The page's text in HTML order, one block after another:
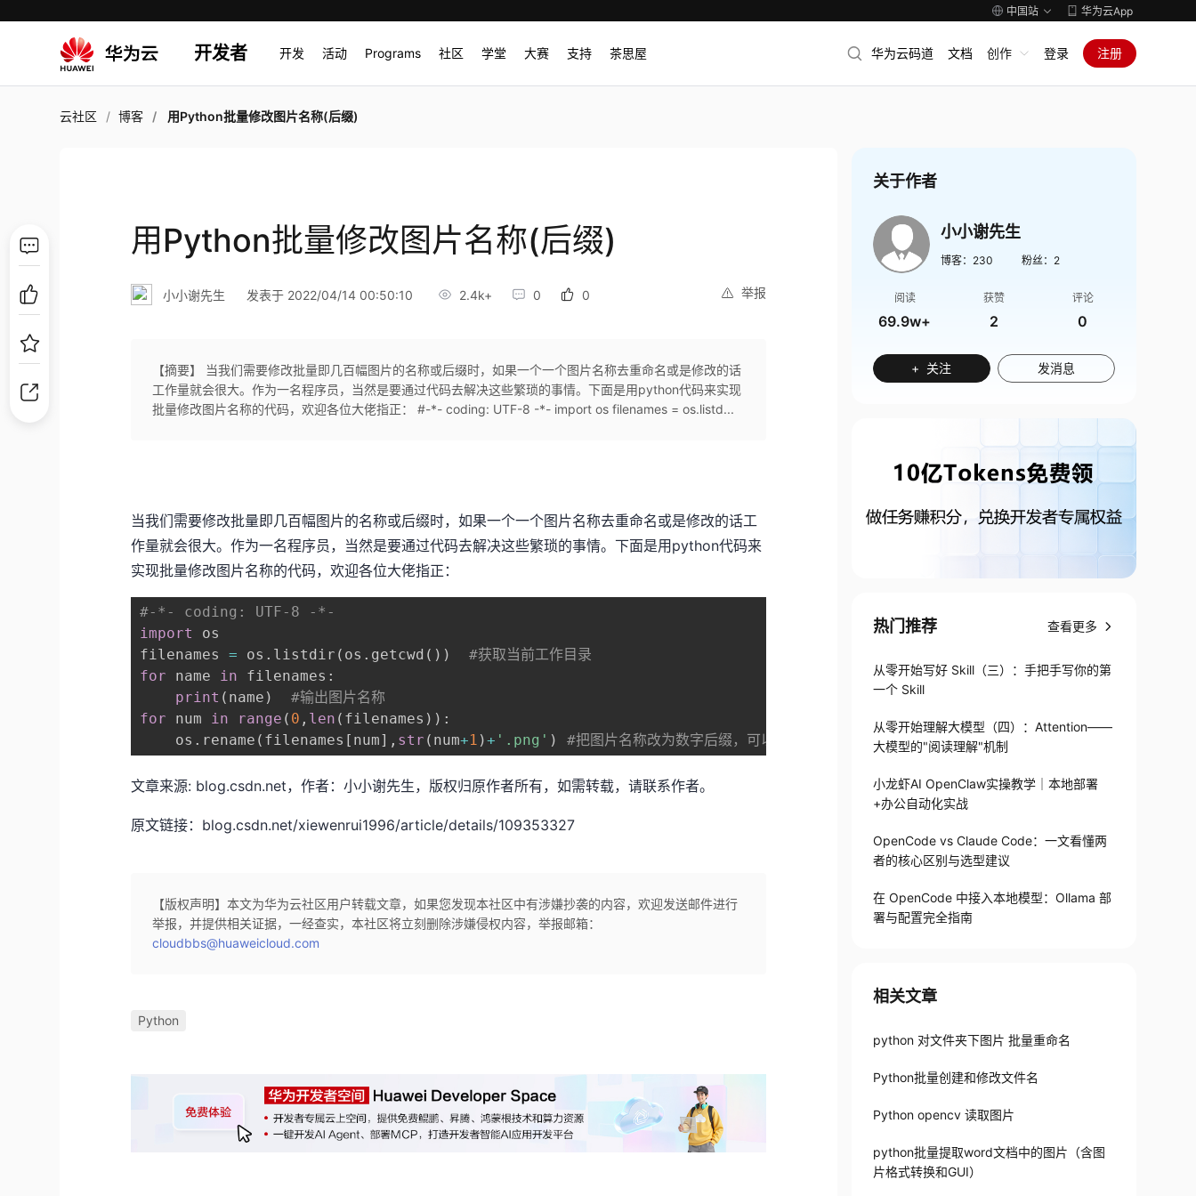
中国站 华为云App
开发者 开发 活动 Programs 社区 学堂 大赛 支持 茶思屋 华为云码道 文档 创作 登录 注册
云社区 博客 用Python批量修改图片名称(后缀)
用Python批量修改图片名称(后缀)
举报
小小谢先生 发表于 2022/04/14 00:50:10 2.4k+ 0 0
【摘要】 当我们需要修改批量即几百幅图片的名称或后缀时，如果一个一个图片名称去重命名或是修改的话
工作量就会很大。作为一名程序员，当然是要通过代码去解决这些繁琐的事情。下面是用python代码来实现
批量修改图片名称的代码，欢迎各位大佬指正： #-*- coding: UTF-8 -*- import os filenames = os.listd...
当我们需要修改批量即几百幅图片的名称或后缀时，如果一个一个图片名称去重命名或是修改的话工
作量就会很大。作为一名程序员，当然是要通过代码去解决这些繁琐的事情。下面是用python代码来
实现批量修改图片名称的代码，欢迎各位大佬指正：
#-*- coding: UTF-8 -*-
import
os
filenames = os . listdir ( os . getcwd ( ) )
#获取当前工作目录
for name in filenames :
print ( name )
#输出图片名称
for num in range ( 0 , len ( filenames ) ) :
    os
. rename ( filenames [ num] , str ( num+1 )+ '.png' ) #把图片名称改为数字后缀，可以根据自己的需要去改
文章来源: blog.csdn.net，作者：小小谢先生，版权归原作者所有，如需转载，请联系作者。
原文链接：blog.csdn.net/xiewenrui1996/article/details/109353327
【版权声明】本文为华为云社区用户转载文章，如果您发现本社区中有涉嫌抄袭的内容，欢迎发送邮件进行
举报，并提供相关证据，一经查实，本社区将立刻删除涉嫌侵权内容，举报邮箱：
cloudbbs@huaweicloud.com
Python
关于作者
小小谢先生
博客： 230 粉丝： 2
阅读
69.9w+
获赞
2
评论
0
+ 关注 发消息
热门推荐 查看更多
从零开始写好 Skill（三）：手把手写你的第
一个 Skill
从零开始理解大模型（四）：Attention——
大模型的"阅读理解"机制
小龙虾AI OpenClaw实操教学｜本地部署
+办公自动化实战
OpenCode vs Claude Code：一文看懂两
者的核心区别与选型建议
在 OpenCode 中接入本地模型：Ollama 部
署与配置完全指南
相关文章
python 对文件夹下图片 批量重命名
Python批量创建和修改文件名
Python opencv 读取图片
python批量提取word文档中的图片（含图
片格式转换和GUI）